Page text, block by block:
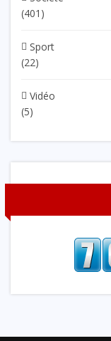
(401)
Sport
(22)
Vidéo
(5)